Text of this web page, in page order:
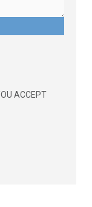
ACCEPT